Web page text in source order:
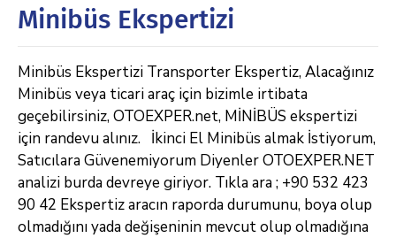
Minibüs Ekspertizi
Minibüs Ekspertizi Transporter Ekspertiz, Alacağınız
Minibüs veya ticari araç için bizimle irtibata
geçebilirsiniz, OTOEXPER.net, MİNİBÜS ekspertizi
için randevu alınız. İkinci El Minibüs almak İstiyorum,
Satıcılara Güvenemiyorum Diyenler OTOEXPER.NET
analizi burda devreye giriyor. Tıkla ara ; +90 532 423
90 42 Ekspertiz aracın raporda durumunu, boya olup
olmadığını yada değişeninin mevcut olup olmadığına